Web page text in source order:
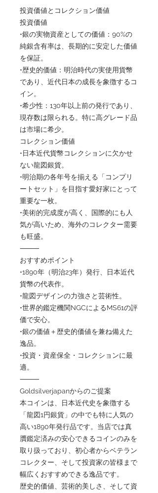
投資価値とコレクション価値
投資価値
•銀の実物資産としての価値：90%の
純銀含有率は、長期的に安定した価値
を保証。
•歴史的価値：明治時代の実使用貨幣
であり、近代日本の成長を象徴するコ
イン。
•希少性：130年以上前の発行であり、
現存数は限られる。特に高グレード品
は市場に希少。
コレクション価値
•日本近代貨幣コレクションに欠かせ
ない龍図銀貨。
•明治期の各年号を揃える「コンプリ
ートセット」を目指す愛好家にとって
重要な一枚。
•美術的完成度が高く、国際的にも人
気が高いため、海外のコレクター需要
も旺盛。
⸻
おすすめポイント
•1890年（明治23年）発行、日本近代
貨幣の代表作。
•龍図デザインの力強さと芸術性。
•世界的鑑定機関NGCによるMS61の評
価で安心。
•銀の価値＋歴史的価値を兼ね備えた
逸品。
•投資・資産保全・コレクションに最
適。
⸻
Goldsilverjapanからのご提案
本コインは、日本近代史を象徴する
「龍図1円銀貨」の中でも特に人気の
高い1890年発行品です。当店では真
贋鑑定済みの安心できるコインのみを
取り扱っており、初心者からベテラン
コレクター、そして投資家の皆様まで
幅広くおすすめできる逸品です。
歴史的価値、芸術的美しさ、そして資